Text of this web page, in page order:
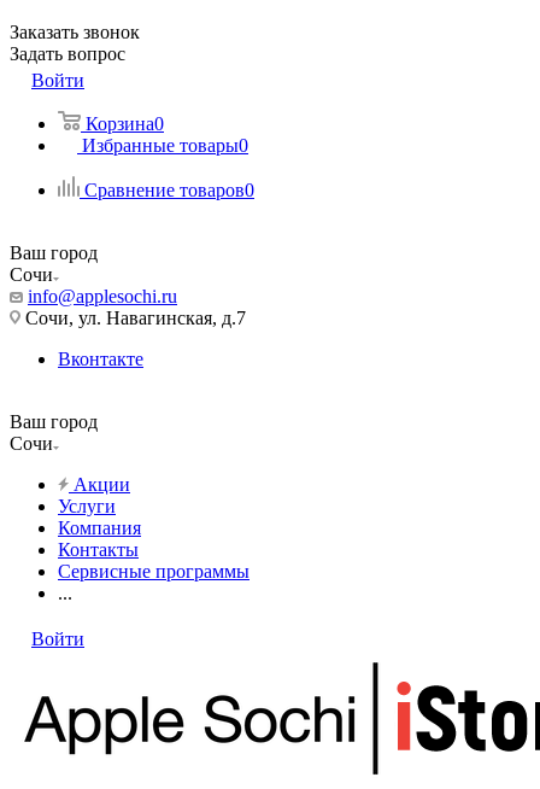
Заказать звонок
Задать вопрос
Войти
Корзина0
Избранные товары0
Сравнение товаров0
Ваш город
Сочи
info@applesochi.ru
Сочи, ул. Навагинская, д.7
Вконтакте
Ваш город
Сочи
Акции
Услуги
Компания
Контакты
Сервисные программы
...
Войти